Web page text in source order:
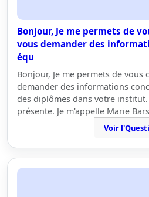
Bonjour, Je me permets de
vous demander des
équ
Bonjour, Je me permets de
demander des informations
des diplômes dans votre
présente. Je m'appelle Marie
Voir